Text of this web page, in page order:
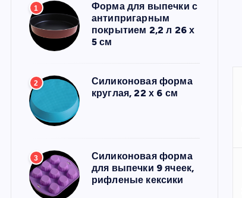
1
Форма для выпечки с
антипригарным
покрытием 2,2 л 26 х
5 см
2
Силиконовая форма
круглая, 22 х 6 см
3
Силиконовая форма
для выпечки 9 ячеек,
рифленые кексики